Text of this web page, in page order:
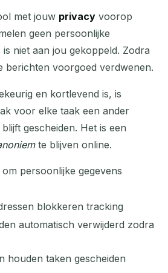
met jouw privacy voorop
geen persoonlijke
niet aan jou gekoppeld. Zodra
berichten voorgoed verdwenen.
en kortlevend is, is
voor elke taak een ander
gescheiden. Het is een
te blijven online.
persoonlijke gegevens
blokkeren tracking
automatisch verwijderd zodra
houden taken gescheiden